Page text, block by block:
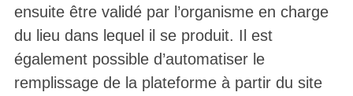
ensuite être validé par l’organisme en charge
du lieu dans lequel il se produit. Il est
également possible d’automatiser le
remplissage de la plateforme à partir du site